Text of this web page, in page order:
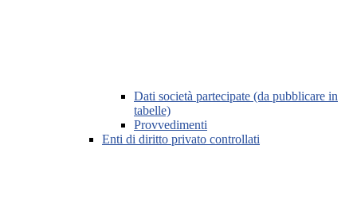
Dati società partecipate (da pubblicare in
tabelle)
Provvedimenti
Enti di diritto privato controllati